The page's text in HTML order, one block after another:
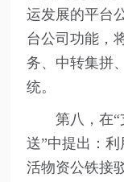
运发展的平台
台公司功能，
务、中转集拼
统。
第八，在“
送”中提出：
活物资公铁接